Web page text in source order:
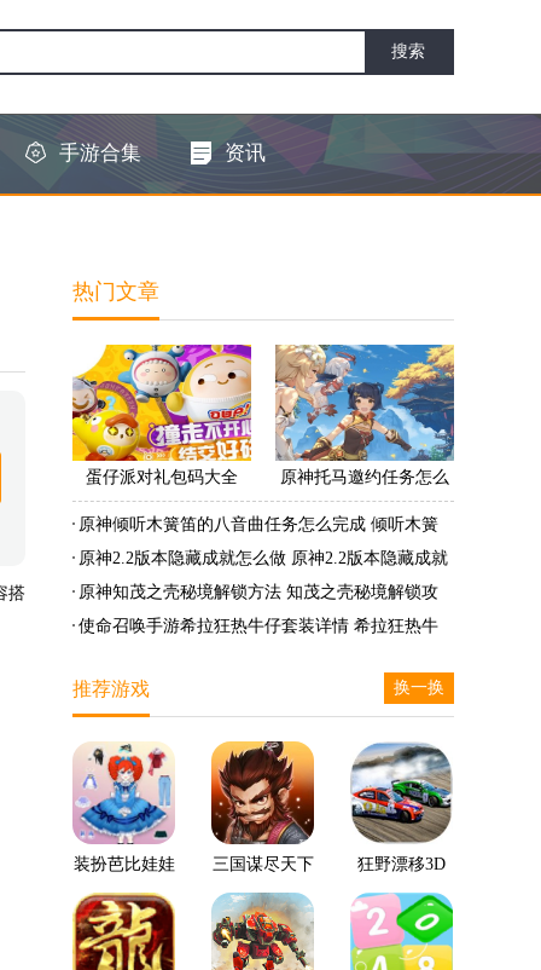
手游合集 资讯
搭
热门文章
蛋仔派对礼包码大全
2022 蛋仔派对礼包码怎
么兑换
原神托马邀约任务怎么
做 原神托马邀约任务怎
么完成
原神倾听木簧笛的八音曲任务怎么完成 倾听木簧
笛的八音曲任务攻略
原神2.2版本隐藏成就怎么做 原神2.2版本隐藏成就
有哪些
原神知茂之壳秘境解锁方法 知茂之壳秘境解锁攻
略使命召唤手游希拉狂热牛仔套装详情 希拉狂热牛
推荐游戏 换一换
装扮芭比娃娃 三国谋尽天下 狂野漂移3D